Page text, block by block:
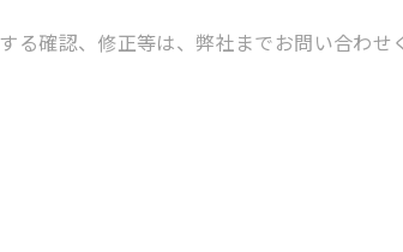
る確認、修正等は、弊社までお問い合わせ